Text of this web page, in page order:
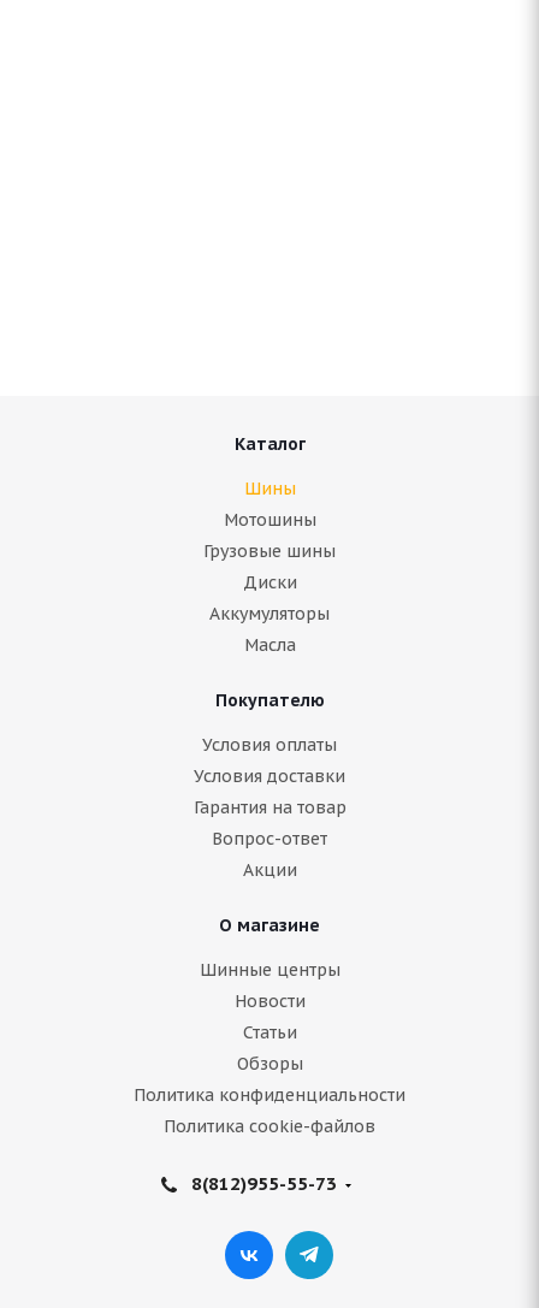
Continental ContiWinterContact TS 830 P 275/35
Каталог
Шины
Мотошины
Грузовые шины
Диски
Аккумуляторы
Масла
Покупателю
Условия оплаты
Условия доставки
Гарантия на товар
Вопрос-ответ
Акции
О магазине
Шинные центры
Новости
Статьи
Обзоры
Политика конфиденциальности
Политика cookie-файлов
8(812)955-55-73